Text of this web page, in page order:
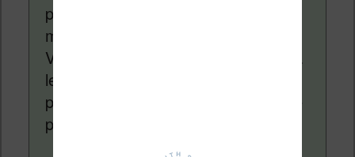
pour vous aider à naviguer dans le
monde des liseuses (Kindle, Kobo,
Vivlio, etc) et faire la promotion de la
lecture (numérique ou non). Vous
pouvez en savoir plus en lisant notre
page